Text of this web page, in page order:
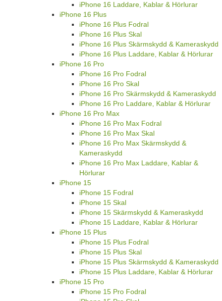
iPhone 16 Laddare, Kablar & Hörlurar
iPhone 16 Plus
iPhone 16 Plus Fodral
iPhone 16 Plus Skal
iPhone 16 Plus Skärmskydd & Kameraskydd
iPhone 16 Plus Laddare, Kablar & Hörlurar
iPhone 16 Pro
iPhone 16 Pro Fodral
iPhone 16 Pro Skal
iPhone 16 Pro Skärmskydd & Kameraskydd
iPhone 16 Pro Laddare, Kablar & Hörlurar
iPhone 16 Pro Max
iPhone 16 Pro Max Fodral
iPhone 16 Pro Max Skal
iPhone 16 Pro Max Skärmskydd &
Kameraskydd
iPhone 16 Pro Max Laddare, Kablar &
Hörlurar
iPhone 15
iPhone 15 Fodral
iPhone 15 Skal
iPhone 15 Skärmskydd & Kameraskydd
iPhone 15 Laddare, Kablar & Hörlurar
iPhone 15 Plus
iPhone 15 Plus Fodral
iPhone 15 Plus Skal
iPhone 15 Plus Skärmskydd & Kameraskydd
iPhone 15 Plus Laddare, Kablar & Hörlurar
iPhone 15 Pro
iPhone 15 Pro Fodral